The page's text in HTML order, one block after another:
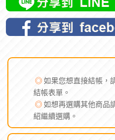
◎如果您想直接結帳，
結帳表單。
◎如想再選購其他商品
紹繼續選購。